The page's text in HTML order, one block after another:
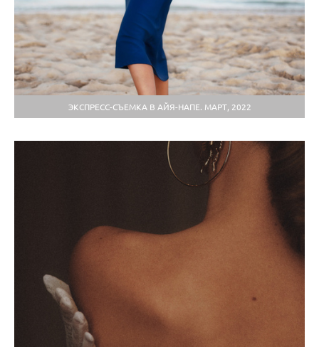
ЭКСПРЕСС-СЪЕМКА В АЙЯ-НАПЕ. МАРТ, 2022